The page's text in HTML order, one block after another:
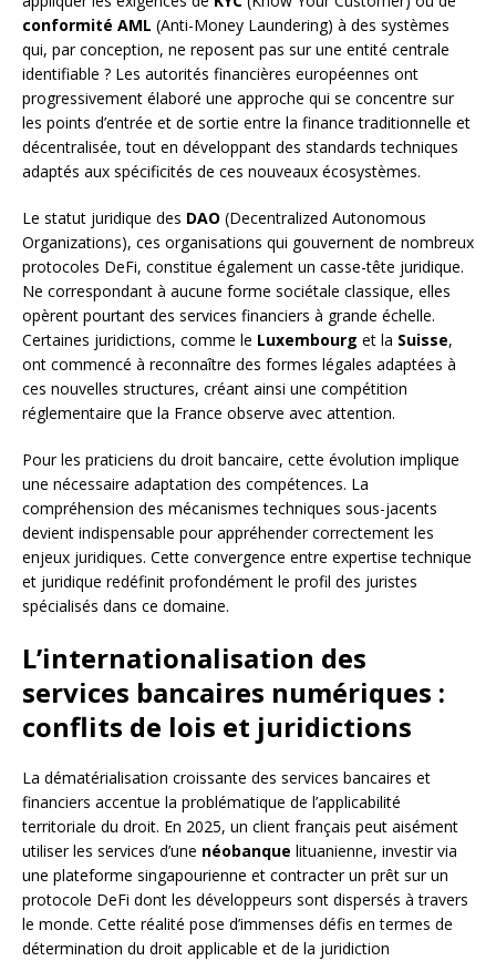
conformité AML (Anti-Money Laundering) à des systèmes
qui, par conception, ne reposent pas sur une entité centrale
identifiable ? Les autorités financières européennes ont
progressivement élaboré une approche qui se concentre sur
les points d’entrée et de sortie entre la finance traditionnelle et
décentralisée, tout en développant des standards techniques
adaptés aux spécificités de ces nouveaux écosystèmes.
Le statut juridique des DAO (Decentralized Autonomous
Organizations), ces organisations qui gouvernent de nombreux
protocoles DeFi, constitue également un casse-tête juridique.
Ne correspondant à aucune forme sociétale classique, elles
opèrent pourtant des services financiers à grande échelle.
Certaines juridictions, comme le Luxembourg et la Suisse,
ont commencé à reconnaître des formes légales adaptées à
ces nouvelles structures, créant ainsi une compétition
réglementaire que la France observe avec attention.
Pour les praticiens du droit bancaire, cette évolution implique
une nécessaire adaptation des compétences. La
compréhension des mécanismes techniques sous-jacents
devient indispensable pour appréhender correctement les
enjeux juridiques. Cette convergence entre expertise technique
et juridique redéfinit profondément le profil des juristes
spécialisés dans ce domaine.
L’internationalisation des
services bancaires numériques :
conflits de lois et juridictions
La dématérialisation croissante des services bancaires et
financiers accentue la problématique de l’applicabilité
territoriale du droit. En 2025, un client français peut aisément
utiliser les services d’une néobanque lituanienne, investir via
une plateforme singapourienne et contracter un prêt sur un
protocole DeFi dont les développeurs sont dispersés à travers
le monde. Cette réalité pose d’immenses défis en termes de
détermination du droit applicable et de la juridiction